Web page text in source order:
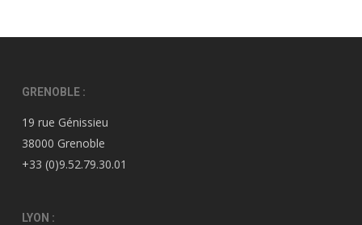
GRENOBLE :
19 rue Génissieu
38000 Grenoble
+33 (0)9.52.79.30.01
LYON :